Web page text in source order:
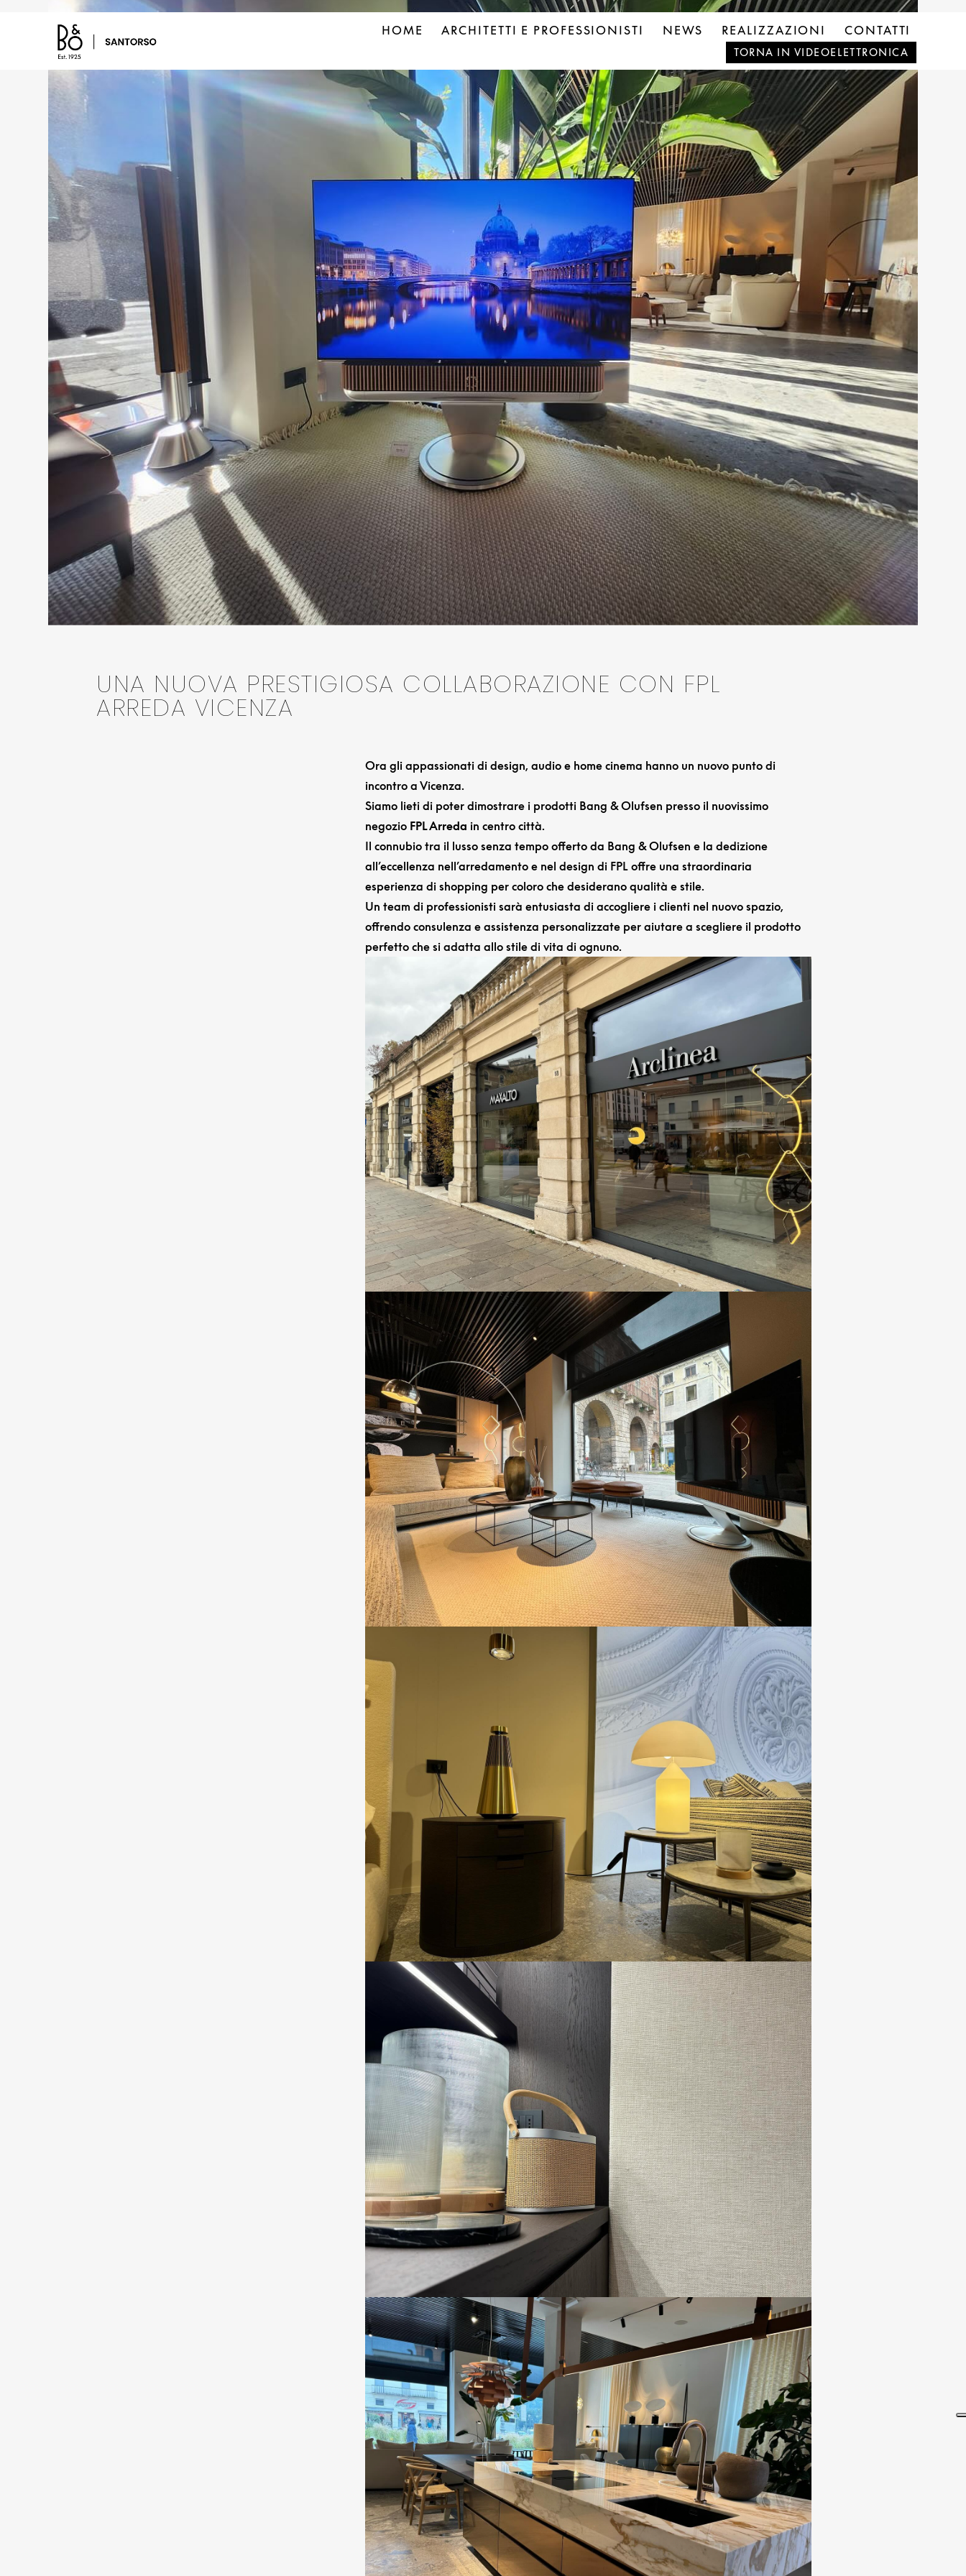
HOME ARCHITETTI E PROFESSIONISTI NEWS REALIZZAZIONI CONTATTI
TORNA IN VIDEOELETTRONICA
UNA NUOVA PRESTIGIOSA COLLABORAZIONE CON FPL
ARREDA VICENZA
Ora gli appassionati di design, audio e home cinema hanno un nuovo punto di
incontro a Vicenza.
Siamo lieti di poter dimostrare i prodotti Bang & Olufsen presso il nuovissimo
negozio FPL Arreda in centro città.
Il connubio tra il lusso senza tempo offerto da Bang & Olufsen e la dedizione
all’eccellenza nell’arredamento e nel design di FPL offre una straordinaria
esperienza di shopping per coloro che desiderano qualità e stile.
Un team di professionisti sarà entusiasta di accogliere i clienti nel nuovo spazio,
offrendo consulenza e assistenza personalizzate per aiutare a scegliere il prodotto
perfetto che si adatta allo stile di vita di ognuno.